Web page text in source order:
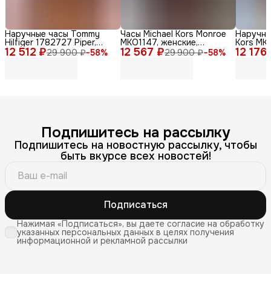
12 512 ₽29 900 ₽−58%
Наручные часы Tommy
Hilfiger 1782727 Piper,
женские, кварцевые,
нержавеющая сталь,
12 567 ₽29 900 ₽−58%
Часы Michael Kors Monroe
MKO1147, женские,
кварцевые, дизайн Zebra
Print
12 176
Kors
Подпишитесь на рассылку
Подпишитесь на новостную рассылку, чтобы
быть вкурсе всех новостей!
Подписаться
Нажимая «Подписаться», вы даете согласие на обработку
указанных персональных данных в целях получения
информационной и рекламной рассылки